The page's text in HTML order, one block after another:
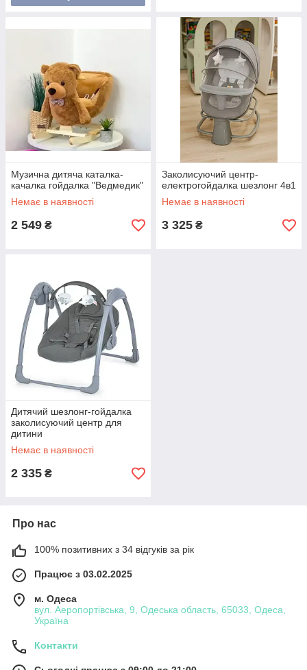
Музична дитяча каталка-
качалка гойдалка "Ведмедик"
Немає в наявності
2 549 ₴
Заколисуючий центр-
електрогойдалка шезлонг 4в1
Немає в наявності
3 325 ₴
Дитячий шезлонг-гойдалка
заколисуючий центр для
дитини
Немає в наявності
2 335 ₴
Про нас
100% позитивних з 34 відгуків за рік
Працює з 03.02.2025
м. Одеса
вул. Аеропортівська, 9, Одеська область, 65033, Одеса,
Україна
Контакти